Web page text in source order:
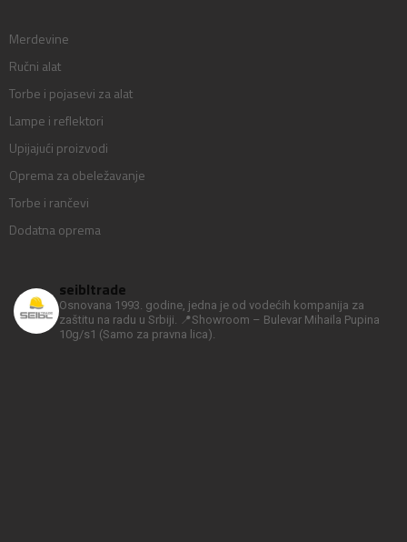
Merdevine
Ručni alat
Torbe i pojasevi za alat
Lampe i reflektori
Upijajući proizvodi
Oprema za obeležavanje
Torbe i rančevi
Dodatna oprema
seibltrade
Osnovana 1993. godine, jedna je od vodećih kompanija za
zaštitu na radu u Srbiji.
📍Showroom – Bulevar Mihaila Pupina
10g/s1 (Samo za pravna lica).